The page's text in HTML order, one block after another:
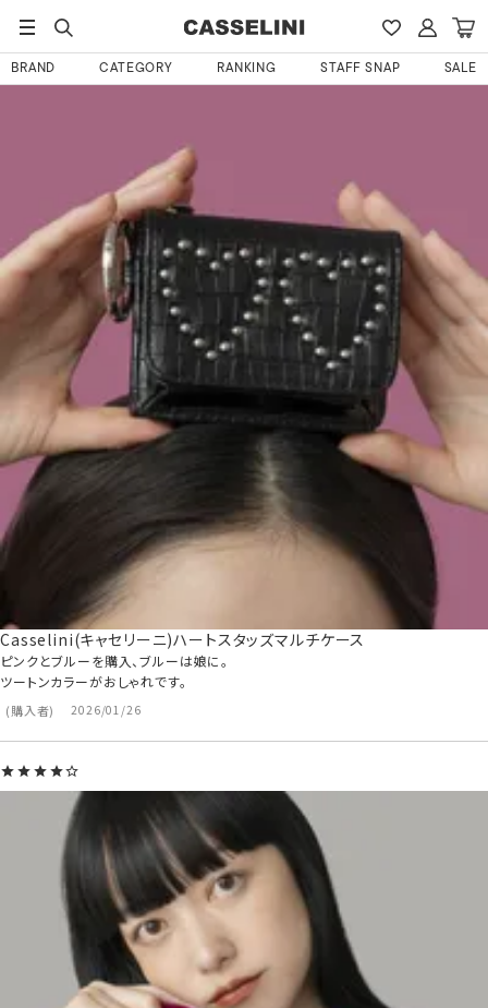
BRAND CATEGORY RANKING STAFF SNAP SALE
Casselini(キャセリーニ)ハートスタッズマルチケース
購入者 2026/01/26
ピンクとブルーを購入、ブルーは娘に。
ツートンカラーがおしゃれです。